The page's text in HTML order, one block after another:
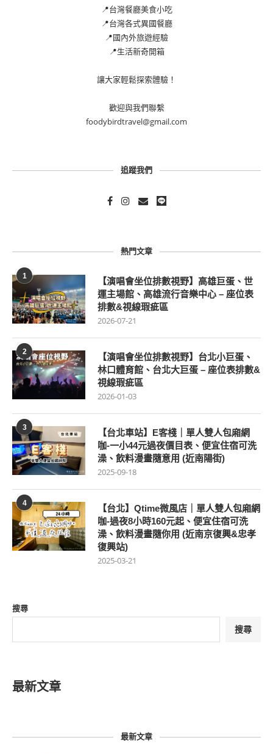
📍台灣餐廳美食小吃
📍台灣各式異國餐廳
📍國內外旅遊經驗
📍生活新奇開箱
讓大家輕鬆探索體驗！
歡迎與我們聯繫
foodybirdtravel@gmail.com
追蹤我們
熱門文章
1
【演唱會坐位排數視野】高雄巨蛋、世
運主場館、高雄流行音樂中心 – 座位表
排數&視線瑕疵區
2026-07-21
2
【演唱會坐位排數視野】台北小巨蛋、
林口體育館、台北大巨蛋 – 座位表排數&
視線瑕疵區
2026-01-03
3
【台北車站】E客棧｜單人雙人包廂網
咖-一小44元過夜價目表、便宜住宿可洗
澡、飲料漫畫隨意用 (近南陽街)
2025-09-18
4
【台北】Qtime微風店｜單人雙人包廂網
咖-過夜8小時160元起、便宜住宿可洗
澡、飲料漫畫隨你用 (近南京復興&忠孝
復興站)
2025-03-21
搜尋
搜尋
最新文章
最新文章